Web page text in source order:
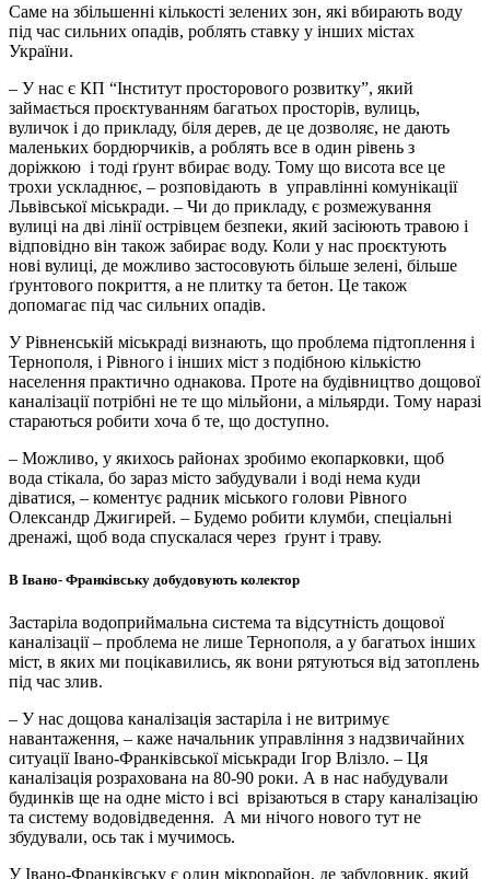
Саме на збільшенні кількості зелених зон, які вбирають воду
під час сильних опадів, роблять ставку у інших містах
України.
– У нас є КП “Інститут просторового розвитку”, який
займається проєктуванням багатьох просторів, вулиць,
вуличок і до прикладу, біля дерев, де це дозволяє, не дають
маленьких бордюрчиків, а роблять все в один рівень з
доріжкою і тоді ґрунт вбирає воду. Тому що висота все це
трохи ускладнює, – розповідають в управлінні комунікації
Львівської міськради. – Чи до прикладу, є розмежування
вулиці на дві лінії острівцем безпеки, який засіюють травою і
відповідно він також забирає воду. Коли у нас проєктують
нові вулиці, де можливо застосовують більше зелені, більше
ґрунтового покриття, а не плитку та бетон. Це також
допомагає під час сильних опадів.
У Рівненській міськраді визнають, що проблема підтоплення і
Тернополя, і Рівного і інших міст з подібною кількістю
населення практично однакова. Проте на будівництво дощової
каналізації потрібні не те що мільйони, а мільярди. Тому наразі
стараються робити хоча б те, що доступно.
– Можливо, у якихось районах зробимо екопарковки, щоб
вода стікала, бо зараз місто забудували і воді нема куди
діватися, – коментує радник міського голови Рівного
Олександр Джигирей. – Будемо робити клумби, спеціальні
дренажі, щоб вода спускалася через ґрунт і траву.
В Івано- Франківську добудовують колектор
Застаріла водоприймальна система та відсутність дощової
каналізації – проблема не лише Тернополя, а у багатьох інших
міст, в яких ми поцікавились, як вони рятуються від затоплень
під час злив.
– У нас дощова каналізація застаріла і не витримує
навантаження, – каже начальник управління з надзвичайних
ситуації Івано-Франківської міськради Ігор Влізло. – Ця
каналізація розрахована на 80-90 роки. А в нас набудували
будинків ще на одне місто і всі врізаються в стару каналізацію
та систему водовідведення. А ми нічого нового тут не
збудували, ось так і мучимось.
У Івано-Франківську є один мікрорайон, де забудовник, який